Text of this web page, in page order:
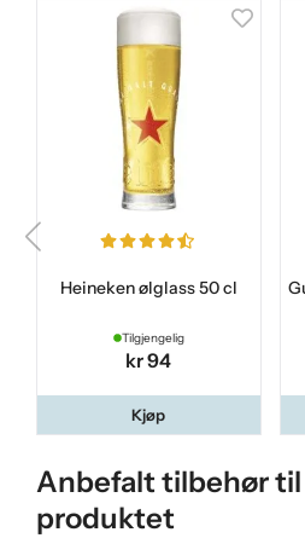
Heineken ølglass 50 cl
Tilgjengelig
kr 94
Kjøp
Anbefalt tilbehør
produktet